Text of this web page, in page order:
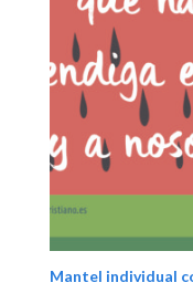
Mantel individual